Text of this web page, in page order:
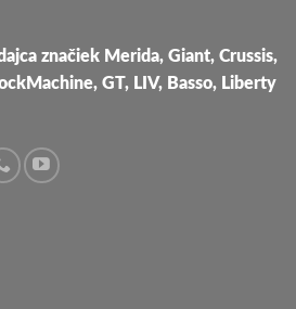
značiek Merida, Giant, Crussis,
GT, LIV, Basso, Liberty